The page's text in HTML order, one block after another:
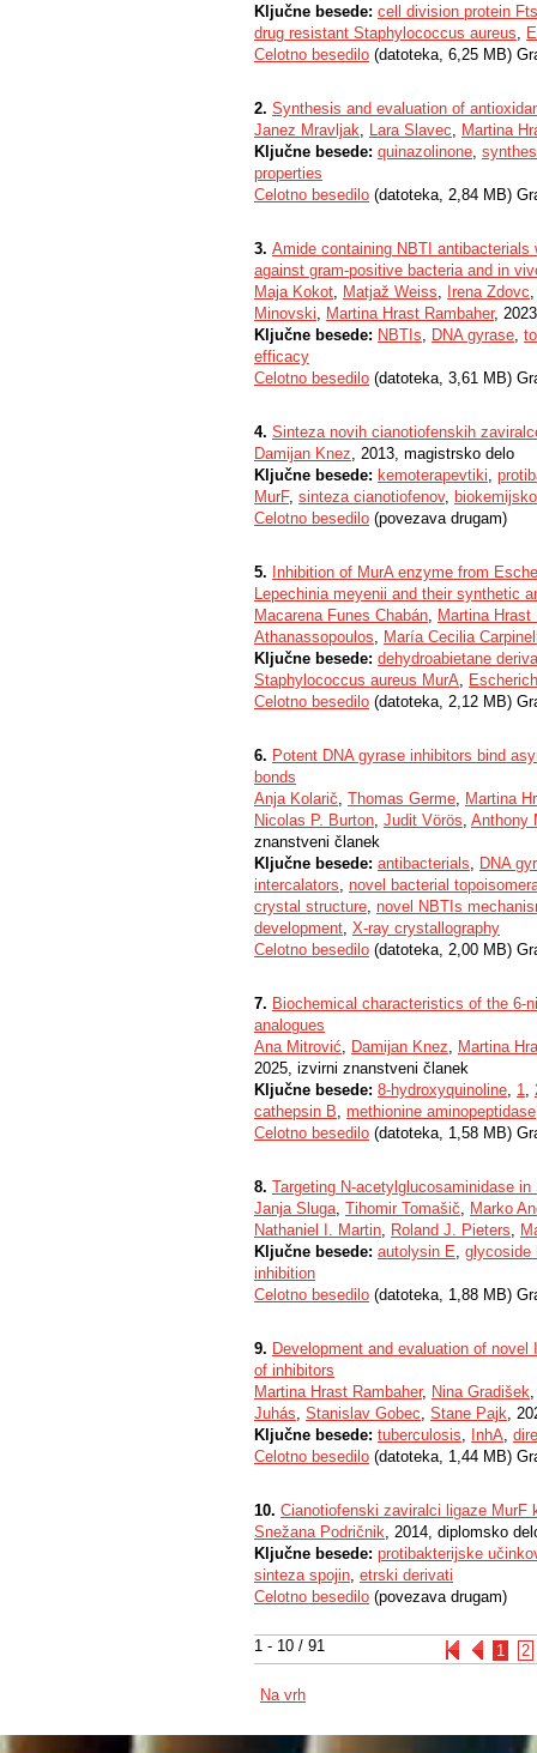
1 - 10 / 91 1 2
Ključne besede: cell division protein
drug resistant Staphylococcus aureus,
Celotno besedilo (datoteka, 6,25 MB)
2. Synthesis and evaluation of
Janez Mravljak, Lara Slavec, Martina
Ključne besede: quinazolinone,
properties
Celotno besedilo (datoteka, 2,84 MB)
3. Amide containing NBTI
against gram-positive bacteria and in
Maja Kokot, Matjaž Weiss, Irena Zdovc
Minovski, Martina Hrast Rambaher,
Ključne besede: NBTIs, DNA gyrase,
efficacy
Celotno besedilo (datoteka, 3,61 MB)
4. Sinteza novih cianotiofenskih
Damijan Knez, 2013, magistrsko delo
Ključne besede: kemoterapevtiki,
MurF, sinteza cianotiofenov,
Celotno besedilo (povezava drugam)
5. Inhibition of MurA enzyme from
Lepechinia meyenii and their synthetic
Macarena Funes Chabán, Martina Hrast
Athanassopoulos, María Cecilia
Ključne besede: dehydroabietane
Staphylococcus aureus MurA,
Celotno besedilo (datoteka, 2,12 MB)
6. Potent DNA gyrase inhibitors bind
bonds
Anja Kolarič, Thomas Germe, Martina
Nicolas P. Burton, Judit Vörös, Anthony
znanstveni članek
Ključne besede: antibacterials, DNA
intercalators, novel bacterial
crystal structure, novel NBTIs
development, X-ray crystallography
Celotno besedilo (datoteka, 2,00 MB)
7. Biochemical characteristics of the 6-
analogues
Ana Mitrović, Damijan Knez, Martina
2025, izvirni znanstveni članek
Ključne besede: 8-hydroxyquinoline, 1,
cathepsin B, methionine aminopeptidase
Celotno besedilo (datoteka, 1,58 MB)
8. Targeting N-acetylglucosaminidase
Janja Sluga, Tihomir Tomašič, Marko
Nathaniel I. Martin, Roland J. Pieters,
Ključne besede: autolysin E, glycoside
inhibition
Celotno besedilo (datoteka, 1,88 MB)
9. Development and evaluation of
of inhibitors
Martina Hrast Rambaher, Nina Gradišek
Juhás, Stanislav Gobec, Stane Pajk,
Ključne besede: tuberculosis, InhA,
Celotno besedilo (datoteka, 1,44 MB)
10. Cianotiofenski zaviralci ligaze MurF
Snežana Podričnik, 2014, diplomsko
Ključne besede: protibakterijske
sinteza spojin, etrski derivati
Celotno besedilo (povezava drugam)
Na vrh